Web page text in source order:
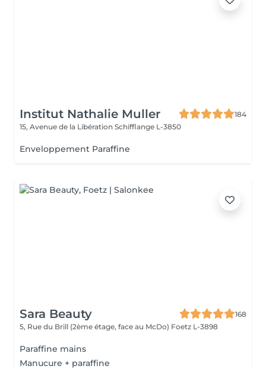
Institut Nathalie Muller
184
15, Avenue de la Libération Schifflange L-3850
Enveloppement Paraffine
Sara Beauty
168
5, Rue du Brill (2ème étage, face au McDo) Foetz L-3898
Paraffine mains
Manucure + paraffine